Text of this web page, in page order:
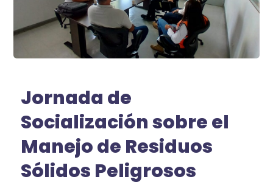
Jornada de
Socialización sobre el
Manejo de Residuos
Sólidos Peligrosos